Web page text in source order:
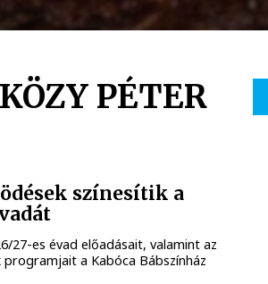
PÉTER
színesítik a
27-es évad előadásait, valamint az
a Kabóca Bábszínház